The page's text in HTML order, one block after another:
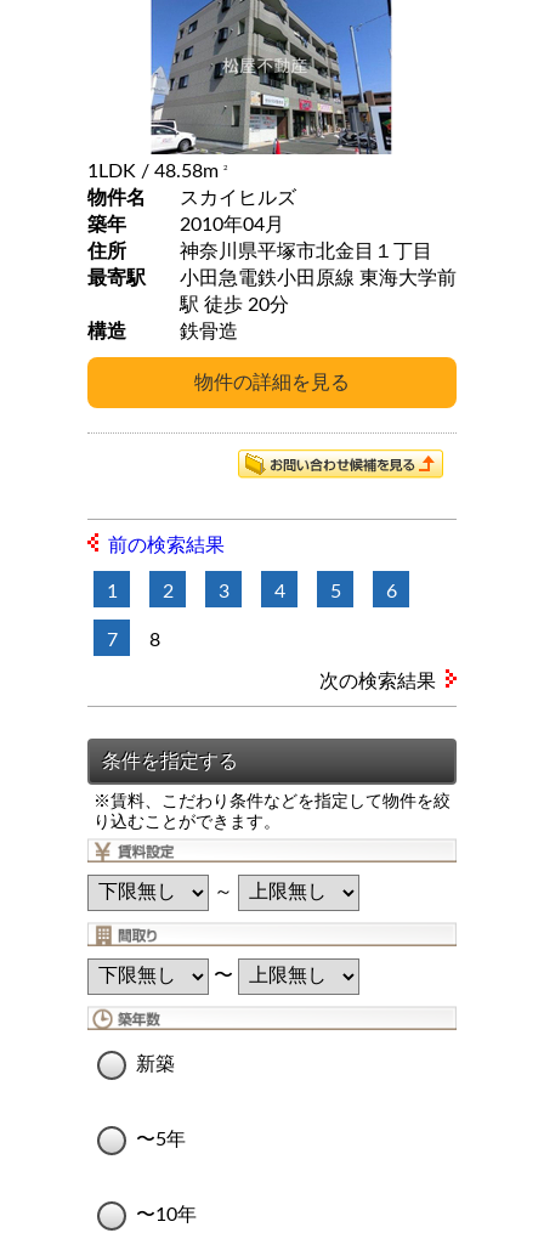
1LDK / 48.58m 2
物件名
スカイヒルズ
築年
2010年04月
住所
神奈川県平塚市北金目１丁目
最寄駅
小田急電鉄小田原線 東海大学前
駅 徒歩 20分
構造
鉄骨造
前の検索結果
1 2 3 4 5 6
7 8
※賃料、こだわり条件などを指定して物件を絞
り込むことができます。
～
〜
新築
〜5年
〜10年